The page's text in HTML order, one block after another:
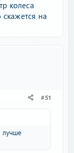
колеса
скажется на
#51
лучше